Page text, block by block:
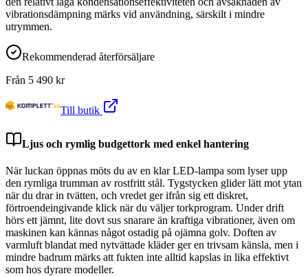
vibrationsdämpning märks vid användning, särskilt i mindre
utrymmen.
Rekommenderad återförsäljare
Från 5 490 kr
Till butik
Ljus och rymlig budgettork med enkel hantering
När luckan öppnas möts du av en klar LED-lampa som lyser upp
den rymliga trumman av rostfritt stål. Tygstycken glider lätt mot ytan
när du drar in tvätten, och vredet ger ifrån sig ett diskret,
förtroendeingivande klick när du väljer torkprogram. Under drift
hörs ett jämnt, lite dovt sus snarare än kraftiga vibrationer, även om
maskinen kan kännas något ostadig på ojämna golv. Doften av
varmluft blandat med nytvättade kläder ger en trivsam känsla, men i
mindre badrum märks att fukten inte alltid kapslas in lika effektivt
som hos dyrare modeller.